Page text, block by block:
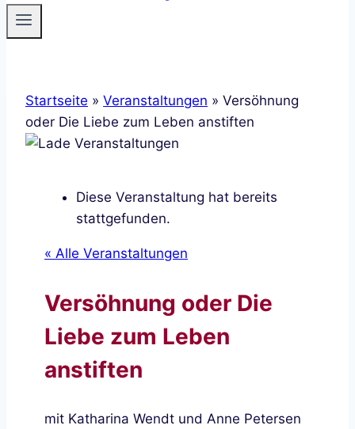
Startseite » Veranstaltungen » Versöhnung
oder Die Liebe zum Leben anstiften
Diese Veranstaltung hat bereits
stattgefunden.
« Alle Veranstaltungen
Versöhnung oder Die
Liebe zum Leben
anstiften
mit Katharina Wendt und Anne Petersen